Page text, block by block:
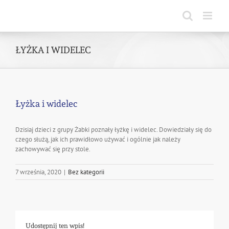
ŁYŻKA I WIDELEC
Łyżka i widelec
Dzisiaj dzieci z grupy Żabki poznały łyżkę i widelec. Dowiedziały się do
czego służą, jak ich prawidłowo używać i ogólnie jak należy
zachowywać się przy stole.
7 września, 2020 | Bez kategorii
Udostępnij ten wpis!